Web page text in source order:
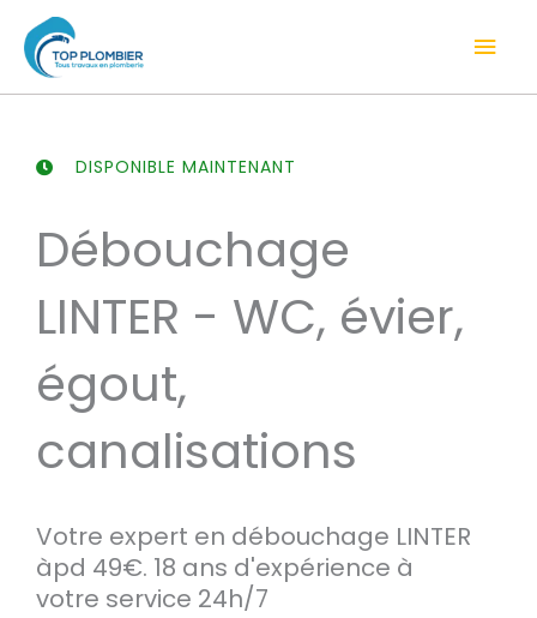
contenu
DISPONIBLE MAINTENANT
Débouchage
LINTER - WC, évier,
égout,
canalisations
Votre expert en débouchage LINTER
àpd 49€. 18 ans d'expérience à
votre service 24h/7